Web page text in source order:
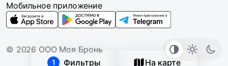
1 Фильтры На карте
© 2026 ООО Моя Бронь
Мобильное приложение